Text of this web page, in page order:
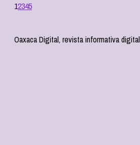
12345
Oaxaca Digital, revista informativa digital